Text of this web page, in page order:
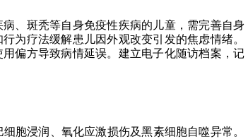
、斑秃等自身免疫性疾病的儿童，需完善自身
为疗法缓解患儿因外观改变引发的焦虑情绪。
偏方导致病情延误。建立电子化随访档案，记
胞浸润、氧化应激损伤及黑素细胞自噬异常。